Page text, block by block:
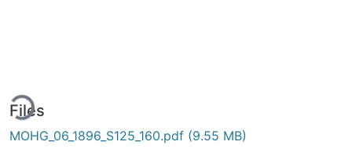
Files
MOHG_06_1896_S125_160.pdf (9.55 MB)